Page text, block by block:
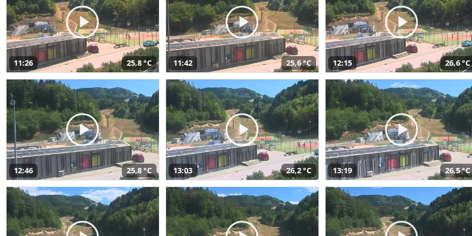
11:26 25,8 °C 11:42 25,6 °C 12:15 26,6 °C
12:46 25,8 °C 13:03 26,2 °C 13:19 26,5 °C